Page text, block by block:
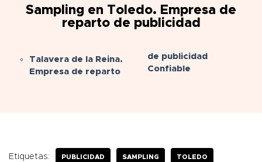
Sampling en Toledo. Empresa de
reparto de publicidad
Talavera de la Reina.
Empresa de reparto
de publicidad
Confiable
Etiquetas: PUBLICIDAD SAMPLING TOLEDO